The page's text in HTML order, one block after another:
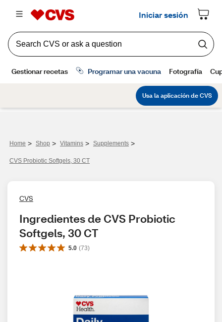
Home > Shop > Vitamins > Supplements >
CVS Probiotic Softgels, 30 CT
CVS
Ingredientes de CVS Probiotic
Softgels, 30 CT
5.0 (73)